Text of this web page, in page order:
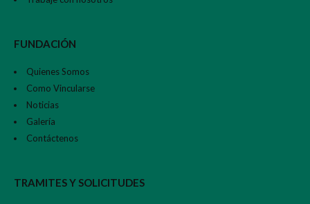
FUNDACIÓN
Quienes Somos
Como Vincularse
Noticias
Galería
Contáctenos
TRAMITES Y SOLICITUDES